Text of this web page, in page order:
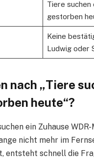
Tiere suchen
gestorben
Keine
Ludwig oder
nach „Tiere
heute“?
ein Zuhause
nicht mehr im
schnell die